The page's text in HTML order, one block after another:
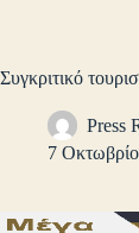
Συγκριτικό
Press
7